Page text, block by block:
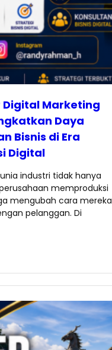
Marketing
Daya
Bisnis di Era
Digital
industri tidak hanya
memproduksi
mengubah cara mereka
pelanggan. Di